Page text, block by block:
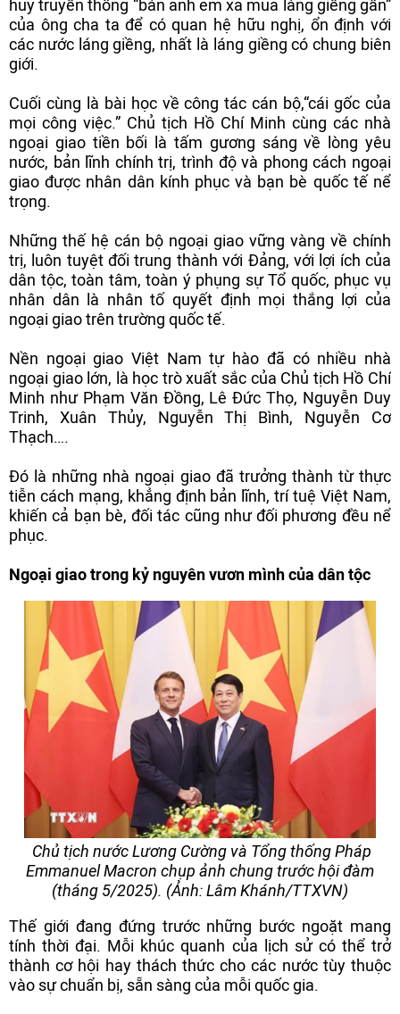
huy truyền thống “bán anh em xa mua láng giềng gần”
của ông cha ta để có quan hệ hữu nghị, ổn định với
các nước láng giềng, nhất là láng giềng có chung biên
giới.
Cuối cùng là bài học về công tác cán bộ,“cái gốc của
mọi công việc.” Chủ tịch Hồ Chí Minh cùng các nhà
ngoại giao tiền bối là tấm gương sáng về lòng yêu
nước, bản lĩnh chính trị, trình độ và phong cách ngoại
giao được nhân dân kính phục và bạn bè quốc tế nể
trọng.
Những thế hệ cán bộ ngoại giao vững vàng về chính
trị, luôn tuyệt đối trung thành với Đảng, với lợi ích của
dân tộc, toàn tâm, toàn ý phụng sự Tổ quốc, phục vụ
nhân dân là nhân tố quyết định mọi thắng lợi của
ngoại giao trên trường quốc tế.
Nền ngoại giao Việt Nam tự hào đã có nhiều nhà
ngoại giao lớn, là học trò xuất sắc của Chủ tịch Hồ Chí
Minh như Phạm Văn Đồng, Lê Đức Thọ, Nguyễn Duy
Trinh, Xuân Thủy, Nguyễn Thị Bình, Nguyễn Cơ
Thạch….
Đó là những nhà ngoại giao đã trưởng thành từ thực
tiễn cách mạng, khẳng định bản lĩnh, trí tuệ Việt Nam,
khiến cả bạn bè, đối tác cũng như đối phương đều nể
phục.
Ngoại giao trong kỷ nguyên vươn mình của dân tộc
Chủ tịch nước Lương Cường và Tổng thống Pháp
Emmanuel Macron chụp ảnh chung trước hội đàm
(tháng 5/2025). (Ảnh: Lâm Khánh/TTXVN)
Thế giới đang đứng trước những bước ngoặt mang
tính thời đại. Mỗi khúc quanh của lịch sử có thể trở
thành cơ hội hay thách thức cho các nước tùy thuộc
vào sự chuẩn bị, sẵn sàng của mỗi quốc gia.